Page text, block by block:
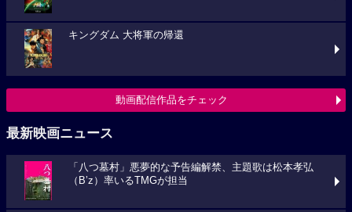
キングダム 大将軍の帰還
動画配信作品をチェック
最新映画ニュース
「八つ墓村」悪夢的な予告編解禁、主題歌は松本孝弘
（B’z）率いるTMGが担当